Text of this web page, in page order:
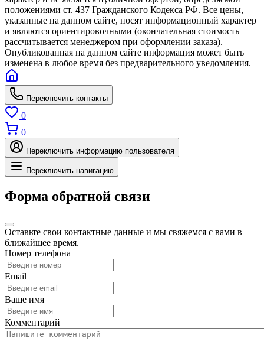
положениями ст. 437 Гражданского Кодекса РФ. Все цены,
указанные на данном сайте, носят информационный характер
и являются ориентировочными (окончательная стоимость
рассчитывается менеджером при оформлении заказа).
Опубликованная на данном сайте информация может быть
изменена в любое время без предварительного уведомления.
Переключить контакты
0
0
Переключить информацию пользователя
Переключить навигацию
Форма обратной связи
Оставьте свои контактные данные и мы свяжемся с вами в
ближайшее время.
Номер телефона
Email
Ваше имя
Комментарий